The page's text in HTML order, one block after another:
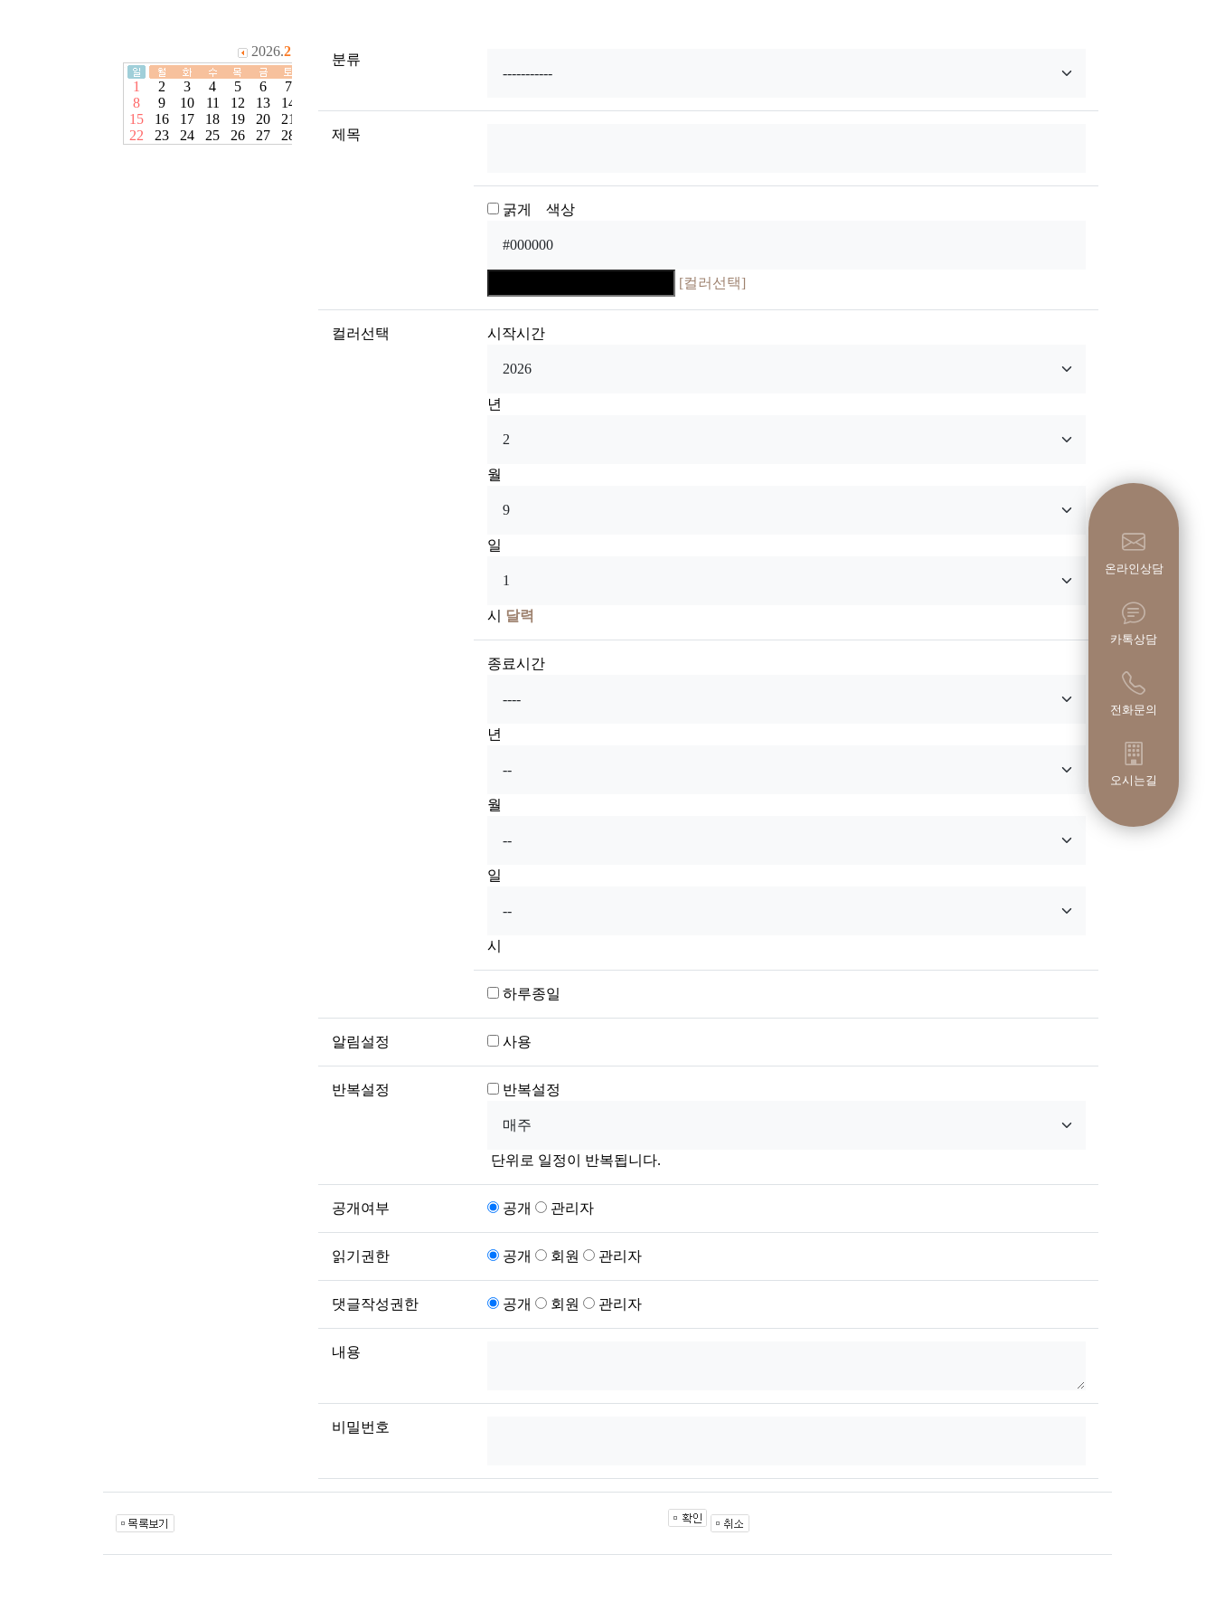
분류
제목
굵게 색상
[컬러선택]
컬러선택 시작시간
년
월
일
시 달력
종료시간
년
월
일
시
하루종일
알림설정 사용
반복설정 반복설정
단위로 일정이 반복됩니다.
공개여부 공개 관리자
읽기권한 공개 회원 관리자
댓글작성권한 공개 회원 관리자
내용
비밀번호
온라인상담
카톡상담
전화문의
오시는길